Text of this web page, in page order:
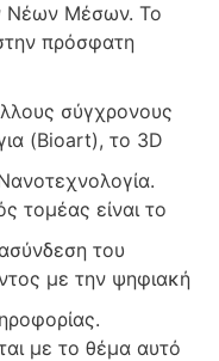
Νέων Μέσων. Το
πρόσφατη
σύγχρονους
(Bioart), το 3D
τομέας είναι το
του
με την ψηφιακή
με το θέμα αυτό